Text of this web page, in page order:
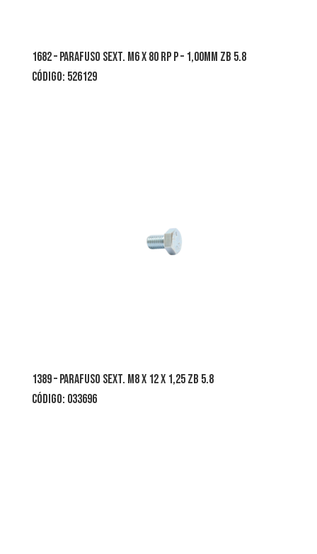
1682 – parafuso sext. m6 x 80 rp p – 1,00mm zb 5.8
código: 526129
1389 – parafuso sext. m8 x 12 x 1,25 zb 5.8
código: 033696